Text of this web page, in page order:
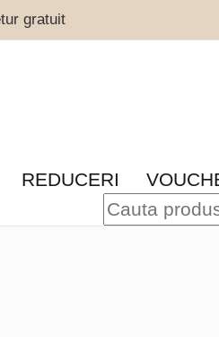
gratuit
REDUCERI